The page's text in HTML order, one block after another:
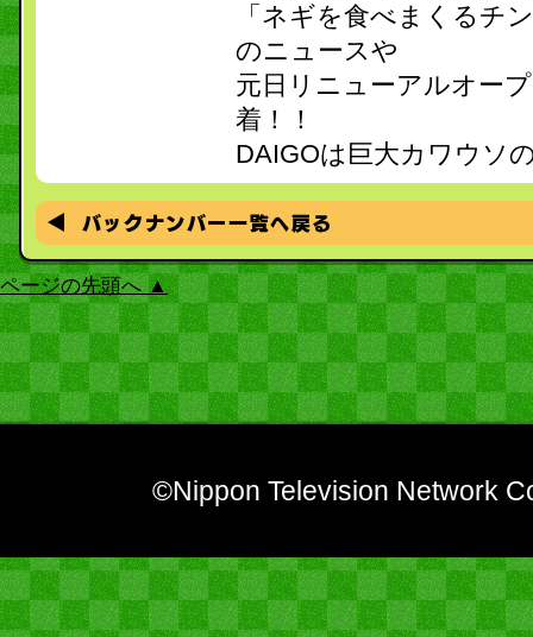
「ネギを食べまくるチ
のニュースや
元日リニューアルオー
着！！
DAIGOは巨大カワウソ
ページの先頭へ ▲
©Nippon Television Network